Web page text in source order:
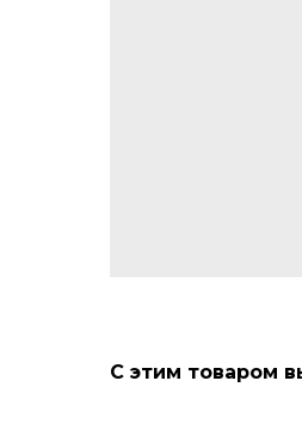
С этим товаром